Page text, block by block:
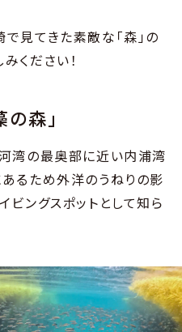
見てきた素敵な「森」の
ください！
森」
湾の最奥部に近い内浦湾
るため外洋のうねりの影
ビングスポットとして知ら